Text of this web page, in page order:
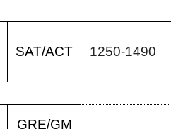
SAT/ACT 1250-1490
GRE/GM